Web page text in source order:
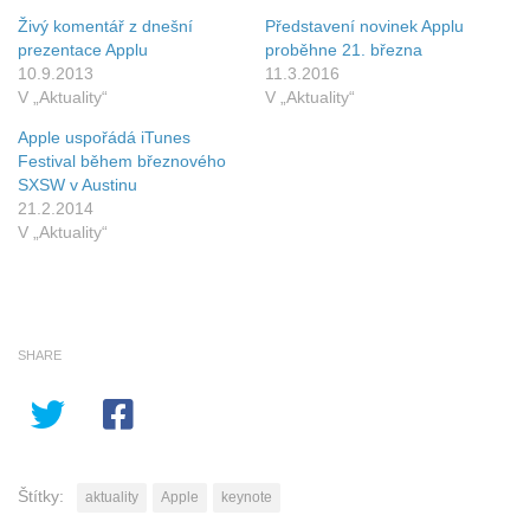
Živý komentář z dnešní
prezentace Applu
10.9.2013
V „Aktuality“
Představení novinek Applu
proběhne 21. března
11.3.2016
V „Aktuality“
Apple uspořádá iTunes
Festival během březnového
SXSW v Austinu
21.2.2014
V „Aktuality“
SHARE
Štítky: aktuality Apple keynote